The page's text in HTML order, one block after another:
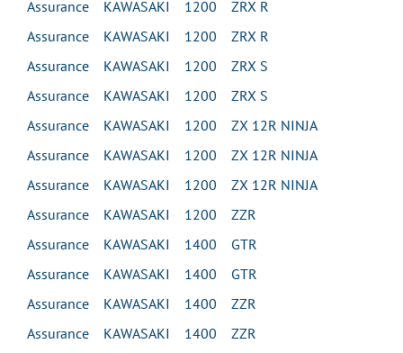
Assurance KAWASAKI 1200 ZRX R
Assurance KAWASAKI 1200 ZRX R
Assurance KAWASAKI 1200 ZRX S
Assurance KAWASAKI 1200 ZRX S
Assurance KAWASAKI 1200 ZX 12R NINJA
Assurance KAWASAKI 1200 ZX 12R NINJA
Assurance KAWASAKI 1200 ZX 12R NINJA
Assurance KAWASAKI 1200 ZZR
Assurance KAWASAKI 1400 GTR
Assurance KAWASAKI 1400 GTR
Assurance KAWASAKI 1400 ZZR
Assurance KAWASAKI 1400 ZZR